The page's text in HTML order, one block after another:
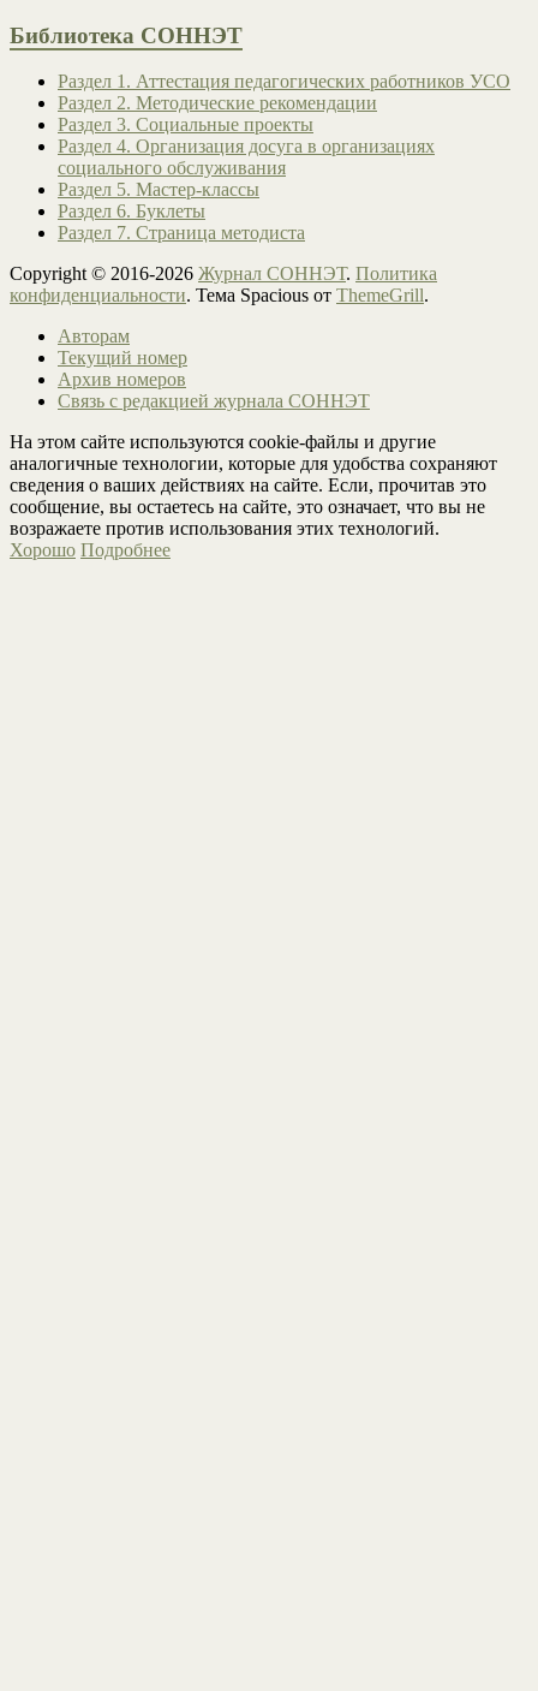
Библиотека СОННЭТ
Раздел 1. Аттестация педагогических работников УСО
Раздел 2. Методические рекомендации
Раздел 3. Социальные проекты
Раздел 4. Организация досуга в организациях
социального обслуживания
Раздел 5. Мастер-классы
Раздел 6. Буклеты
Раздел 7. Страница методиста
Copyright © 2016-2026 Журнал СОННЭТ. Политика
конфиденциальности. Тема Spacious от ThemeGrill.
Авторам
Текущий номер
Архив номеров
Связь с редакцией журнала СОННЭТ
На этом сайте используются cookie-файлы и другие
аналогичные технологии, которые для удобства сохраняют
сведения о ваших действиях на сайте. Если, прочитав это
сообщение, вы остаетесь на сайте, это означает, что вы не
возражаете против использования этих технологий.
Хорошо Подробнее